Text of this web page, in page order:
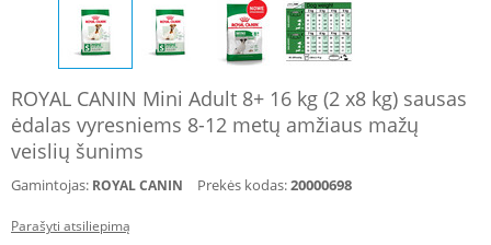
ROYAL CANIN Mini Adult 8+ 16 kg (2 x8 kg) sausas
ėdalas vyresniems 8-12 metų amžiaus mažų
veislių šunims
Gamintojas: ROYAL CANIN Prekės kodas:20000698
Parašyti atsiliepimą